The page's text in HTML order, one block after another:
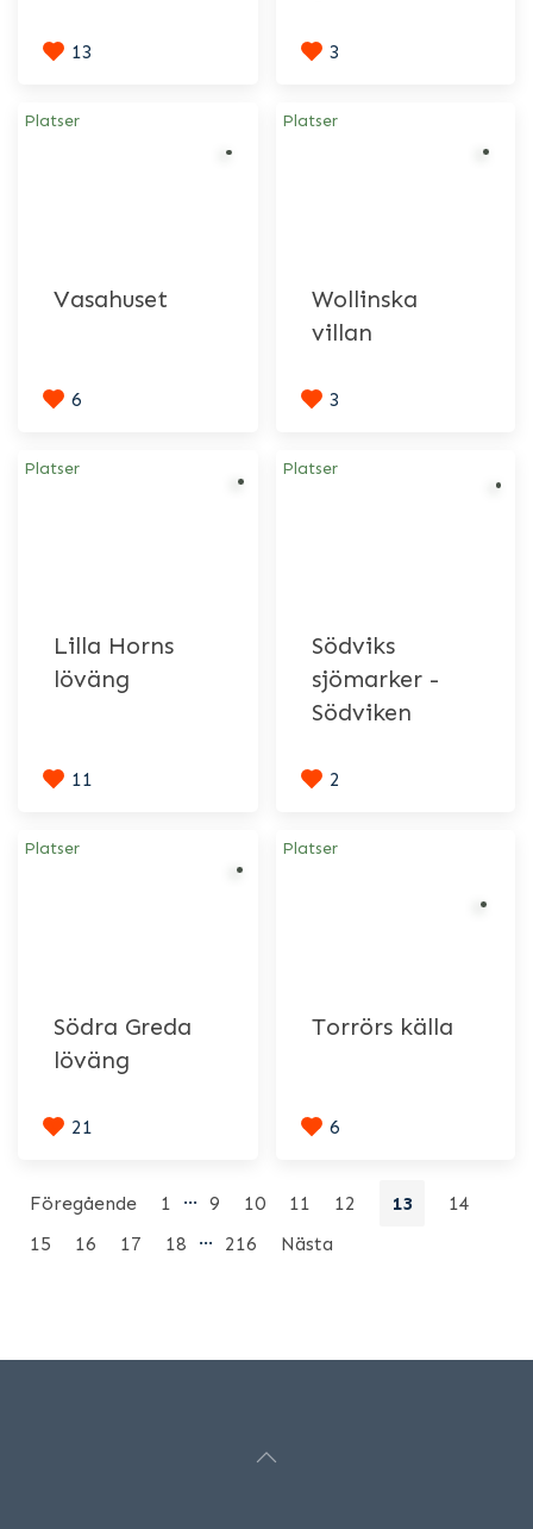
13 3
Platser
Vasahuset
6
Platser
Wollinska
villan
3
Platser
Lilla Horns
löväng
11
Platser
Södviks
sjömarker -
Södviken
2
Platser
Södra Greda
löväng
21
Platser
Torrörs källa
6
Föregående 1 … 9 10 11 12 13
14
15
16 17 18 … 216 Nästa